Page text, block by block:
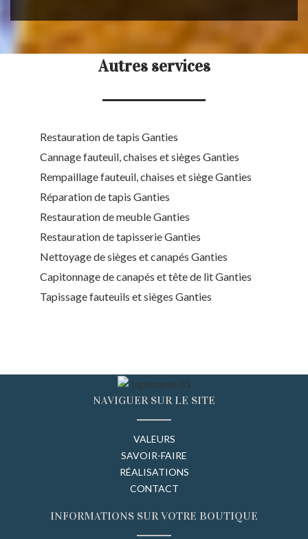
Autres services
Restauration de tapis Ganties
Cannage fauteuil, chaises et sièges Ganties
Rempaillage fauteuil, chaises et siège Ganties
Réparation de tapis Ganties
Restauration de meuble Ganties
Restauration de tapisserie Ganties
Nettoyage de sièges et canapés Ganties
Capitonnage de canapés et tête de lit Ganties
Tapissage fauteuils et sièges Ganties
NAVIGUER SUR LE SITE
VALEURS
SAVOIR-FAIRE
RÉALISATIONS
CONTACT
INFORMATIONS SUR VOTRE BOUTIQUE